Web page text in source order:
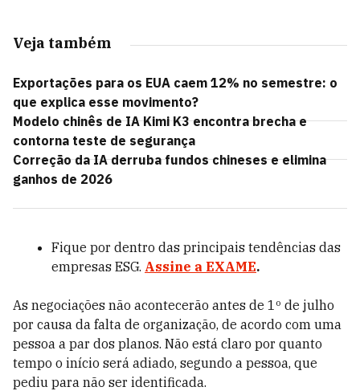
Veja também
Exportações para os EUA caem 12% no semestre: o
que explica esse movimento?
Modelo chinês de IA Kimi K3 encontra brecha e
contorna teste de segurança
Correção da IA derruba fundos chineses e elimina
ganhos de 2026
Fique por dentro das principais tendências das
empresas ESG. Assine a EXAME.
As negociações não acontecerão antes de 1º de julho
por causa da falta de organização, de acordo com uma
pessoa a par dos planos. Não está claro por quanto
tempo o início será adiado, segundo a pessoa, que
pediu para não ser identificada.